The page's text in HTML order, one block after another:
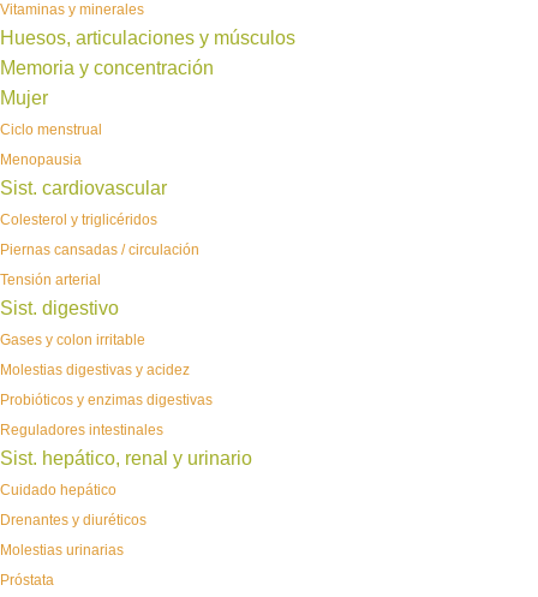
Vitaminas y minerales
Huesos, articulaciones y músculos
Memoria y concentración
Mujer
Ciclo menstrual
Menopausia
Sist. cardiovascular
Colesterol y triglicéridos
Piernas cansadas / circulación
Tensión arterial
Sist. digestivo
Gases y colon irritable
Molestias digestivas y acidez
Probióticos y enzimas digestivas
Reguladores intestinales
Sist. hepático, renal y urinario
Cuidado hepático
Drenantes y diuréticos
Molestias urinarias
Próstata